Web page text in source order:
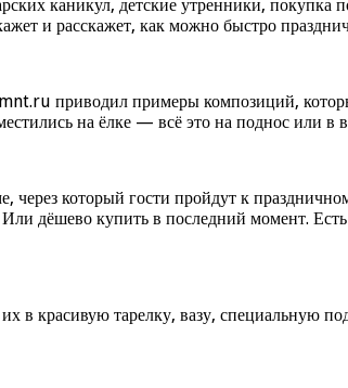
каникул, детские утренники,
и расскажет, как можно быстро
приводил примеры композиций,
на ёлке — всё это на поднос или
который гости пройдут к
дёшево купить в последний момент.
в красивую тарелку, вазу, специальную